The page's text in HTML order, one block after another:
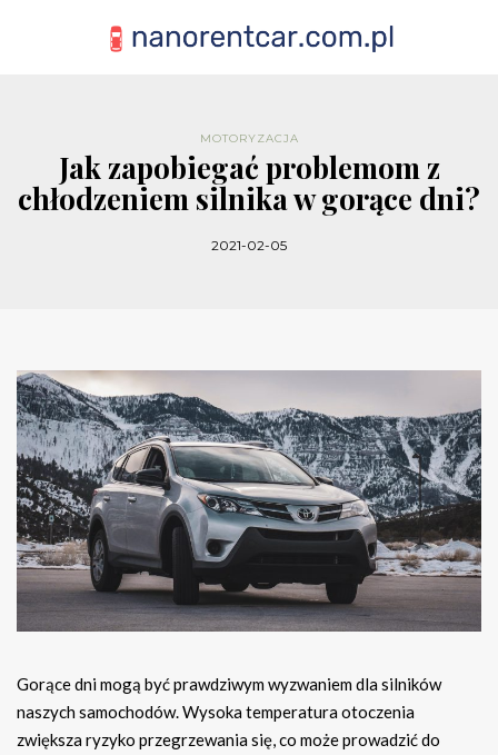
MOTORYZACJA
Jak zapobiegać problemom z
chłodzeniem silnika w gorące dni?
2021-02-05
Gorące dni mogą być prawdziwym wyzwaniem dla silników
naszych samochodów. Wysoka temperatura otoczenia
zwiększa ryzyko przegrzewania się, co może prowadzić do